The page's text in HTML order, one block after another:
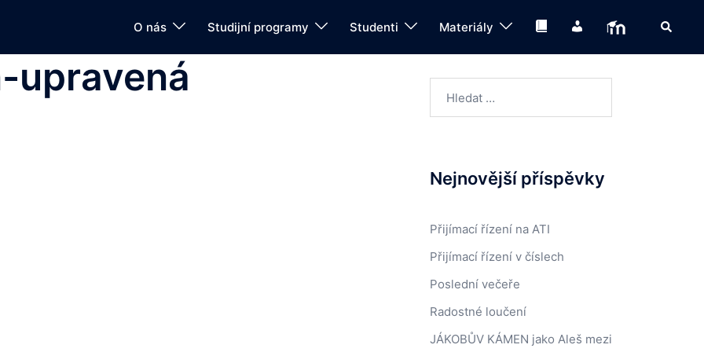
O nás Studijní programy Studenti Materiály Knihovna MoodleSearch
upravená
Nejnovější příspěvky
Přijímací řízení na ATI
Přijímací řízení v číslech
Poslední večeře
Radostné loučení
JÁKOBŮV KÁMEN jako Aleš mezi